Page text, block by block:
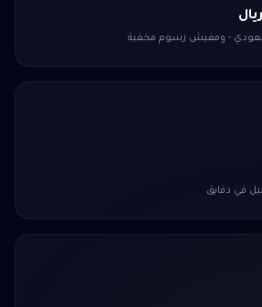
- ومفيش رسوم مخفية
في دقايق